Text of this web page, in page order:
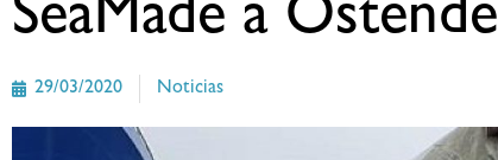
SeaMade a Ostende
29/03/2020 Noticias